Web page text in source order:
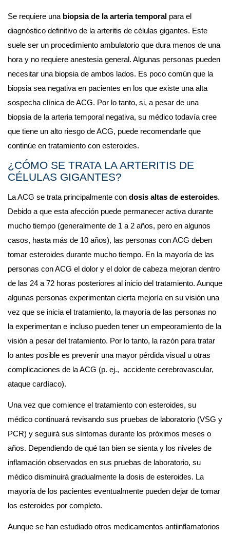
Se requiere una biopsia de la arteria temporal para el
diagnóstico definitivo de la arteritis de células gigantes. Este
suele ser un procedimiento ambulatorio que dura menos de una
hora y no requiere anestesia general. Algunas personas pueden
necesitar una biopsia de ambos lados. Es poco común que la
biopsia sea negativa en pacientes en los que existe una alta
sospecha clínica de ACG. Por lo tanto, si, a pesar de una
biopsia de la arteria temporal negativa, su médico todavía cree
que tiene un alto riesgo de ACG, puede recomendarle que
continúe en tratamiento con esteroides.
¿CÓMO SE TRATA LA ARTERITIS DE
CÉLULAS GIGANTES?
La ACG se trata principalmente con dosis altas de esteroides.
Debido a que esta afección puede permanecer activa durante
mucho tiempo (generalmente de 1 a 2 años, pero en algunos
casos, hasta más de 10 años), las personas con ACG deben
tomar esteroides durante mucho tiempo. En la mayoría de las
personas con ACG el dolor y el dolor de cabeza mejoran dentro
de las 24 a 72 horas posteriores al inicio del tratamiento. Aunque
algunas personas experimentan cierta mejoría en su visión una
vez que se inicia el tratamiento, la mayoría de las personas no
la experimentan e incluso pueden tener un empeoramiento de la
visión a pesar del tratamiento. Por lo tanto, la razón para tratar
lo antes posible es prevenir una mayor pérdida visual u otras
complicaciones de la ACG (p. ej.,  accidente cerebrovascular,
ataque cardíaco).
Una vez que comience el tratamiento con esteroides, su
médico continuará revisando sus pruebas de laboratorio (VSG y
PCR) y seguirá sus síntomas durante los próximos meses o
años. Dependiendo de qué tan bien se sienta y los niveles de
inflamación observados en sus pruebas de laboratorio, su
médico disminuirá gradualmente la dosis de esteroides. La
mayoría de los pacientes eventualmente pueden dejar de tomar
los esteroides por completo.
Aunque se han estudiado otros medicamentos antiinflamatorios